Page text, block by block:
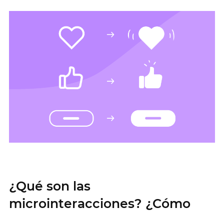
¿Qué son las
microinteracciones? ¿Cómo